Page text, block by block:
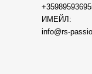
ИМЕЙЛ:
info@rs-